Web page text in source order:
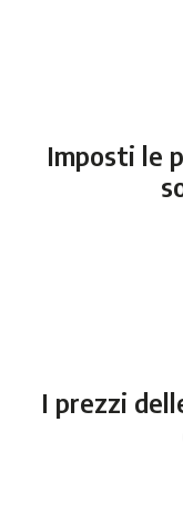
Imposti le
I prezzi